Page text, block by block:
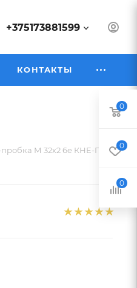
+375173881599
КОНТАКТЫ
М 32х2 6e КНЕ-ПР
0
0
0